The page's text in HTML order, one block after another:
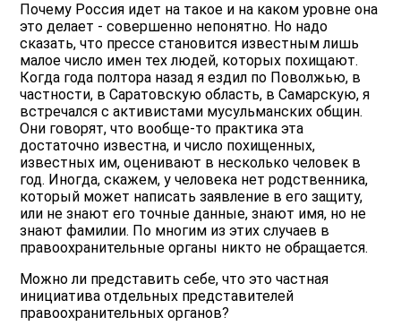
Почему Россия идет на такое и на каком уровне она
это делает - совершенно непонятно. Но надо
сказать, что прессе становится известным лишь
малое число имен тех людей, которых похищают.
Когда года полтора назад я ездил по Поволжью, в
частности, в Саратовскую область, в Самарскую, я
встречался с активистами мусульманских общин.
Они говорят, что вообще-то практика эта
достаточно известна, и число похищенных,
известных им, оценивают в несколько человек в
год. Иногда, скажем, у человека нет родственника,
который может написать заявление в его защиту,
или не знают его точные данные, знают имя, но не
знают фамилии. По многим из этих случаев в
правоохранительные органы никто не обращается.
Можно ли представить себе, что это частная
инициатива отдельных представителей
правоохранительных органов?